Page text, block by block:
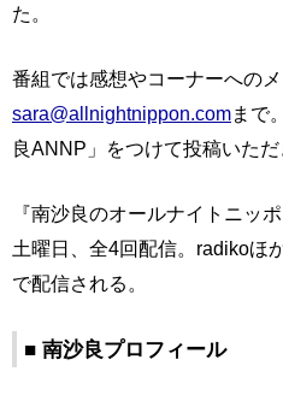
た。
番組では感想やコーナーへの
sara@allnightnippon.comまで
良ANNP」をつけて投稿いただ
『南沙良のオールナイトニッ
土曜日、全4回配信。radikoほ
で配信される。
■ 南沙良プロフィール